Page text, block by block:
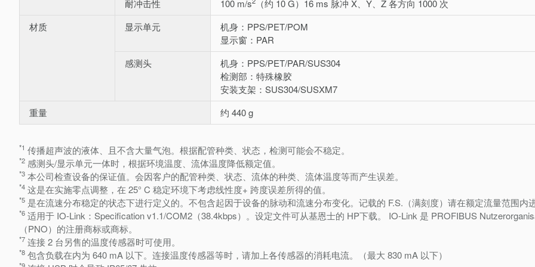
耐冲击性
100 m/s
（约 10 G）16 ms 脉冲 X、Y、Z 各方向 1000 次
材质
显示单元
机身：PPS/PET/POM
显示窗：PAR
感测头
机身：PPS/PET/PAR/SUS304
检测部：特殊橡胶
安装支架：SUS304/SUSXM7
重量
约 440 g
*1 传播超声波的液体、且不含大量气泡。根据配管种类、状态，检测可能会不稳定。
*2 感测头/显示单元一体时，根据环境温度、流体温度降低额定值。
*3 本公司检查设备的保证值。会因客户的配管种类、状态、流体的种类、流体温度等而产生误差。
*4 这是在实施零点调整，在 25° C 稳定环境下考虑线性度+ 跨度误差所得的值。
*5 是在流速分布稳定的状态下进行定义的。不包含起因于设备的脉动和流速分布变化。记载的 F.S.（满刻度）请在额定流量范围内进
*6 适用于 IO-Link：Specification v1.1/COM2（38.4kbps）。设定文件可从基恩士的 HP下载。 IO-Link 是 PROFIBUS
（PNO）的注册商标或商标。
*7 连接 2 台另售的温度传感器时可使用。
*8 包含负载在内为 640 mA 以下。连接温度传感器等时，请加上各传感器的消耗电流。（最大 830 mA 以下）